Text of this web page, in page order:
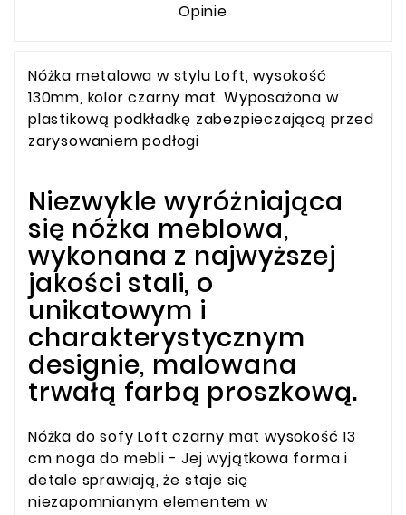
Opinie
Nóżka metalowa w stylu Loft, wysokość
130mm, kolor czarny mat. Wyposażona w
plastikową podkładkę zabezpieczającą przed
zarysowaniem podłogi
Niezwykle wyróżniająca
się nóżka meblowa,
wykonana z najwyższej
jakości stali, o
unikatowym i
charakterystycznym
designie, malowana
trwałą farbą proszkową.
Nóżka do sofy Loft czarny mat wysokość 13
cm noga do mebli - Jej wyjątkowa forma i
detale sprawiają, że staje się
niezapomnianym elementem w